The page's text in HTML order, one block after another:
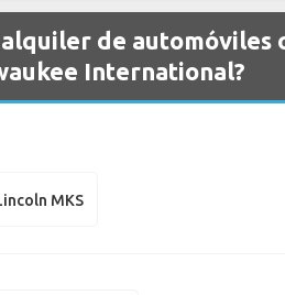
alquiler de
International?
MKS